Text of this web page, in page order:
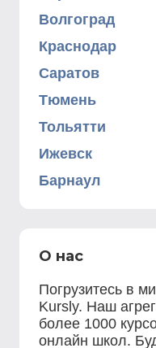
Волгоград
Краснодар
Саратов
Тюмень
Тольятти
Ижевск
Барнаул
О нас
Погрузитесь в
Kursly. Наш
более 1000
онлайн школ.